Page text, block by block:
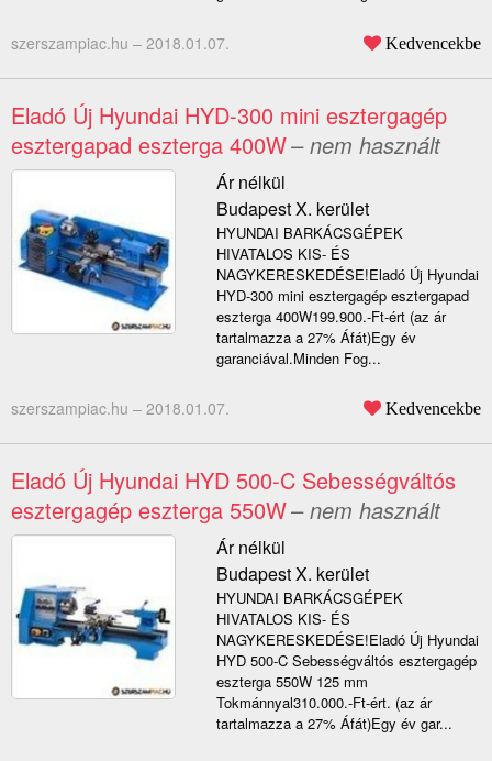
szerszampiac.hu – 2018.01.07. Kedvencekbe
Eladó Új Hyundai HYD-300 mini esztergagép
esztergapad eszterga 400W– nem használt
Ár nélkül
Budapest X. kerület
HYUNDAI BARKÁCSGÉPEK
HIVATALOS KIS- ÉS
NAGYKERESKEDÉSE!Eladó Új Hyundai
HYD-300 mini esztergagép esztergapad
eszterga 400W199.900.-Ft-ért (az ár
tartalmazza a 27% Áfát)Egy év
garanciával.Minden Fog...
szerszampiac.hu – 2018.01.07. Kedvencekbe
Eladó Új Hyundai HYD 500-C Sebességváltós
esztergagép eszterga 550W– nem használt
Ár nélkül
Budapest X. kerület
HYUNDAI BARKÁCSGÉPEK
HIVATALOS KIS- ÉS
NAGYKERESKEDÉSE!Eladó Új Hyundai
HYD 500-C Sebességváltós esztergagép
eszterga 550W 125 mm
Tokmánnyal310.000.-Ft-ért. (az ár
tartalmazza a 27% Áfát)Egy év gar...